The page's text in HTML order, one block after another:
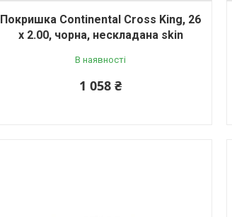
Покришка Continental Cross King, 26
x 2.00, чорна, нескладана skin
В наявності
1 058 ₴